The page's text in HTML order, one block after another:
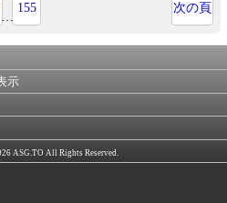
…
155 次の頁
示
ASG.TO All Rights Reserved.